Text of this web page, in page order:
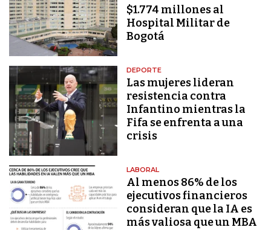
$1.774 millones al
Hospital Militar de
Bogotá
DEPORTE
Las mujeres lideran
resistencia contra
Infantino mientras la
Fifa se enfrenta a una
crisis
LABORAL
Al menos 86% de los
ejecutivos financieros
consideran que la IA es
más valiosa que un MBA